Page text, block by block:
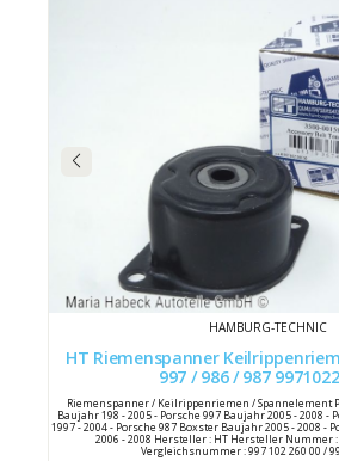
HAMBURG-TECHNIC
HT Riemenspanner Keilrippenriemen Porsche
997 / 986 / 987
Riemenspanner / Keilrippenriemen / Spannelement
Baujahr 198 - 2005 - Porsche 997 Baujahr 2005 - 2008 -
1997 - 2004 - Porsche 987 Boxster Baujahr 2005 - 2008 -
2006 - 2008 Hersteller : HT Hersteller Nummer :
Vergleichsnummer : 997 102 260 00 /